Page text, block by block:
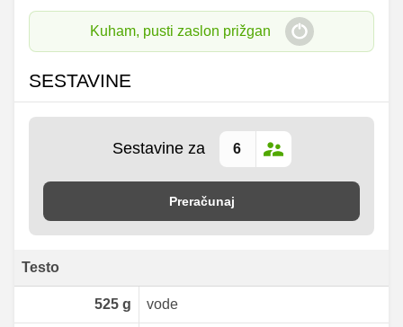
Kuham, pusti zaslon prižgan
SESTAVINE
Sestavine za
Preračunaj
Testo
525g vode